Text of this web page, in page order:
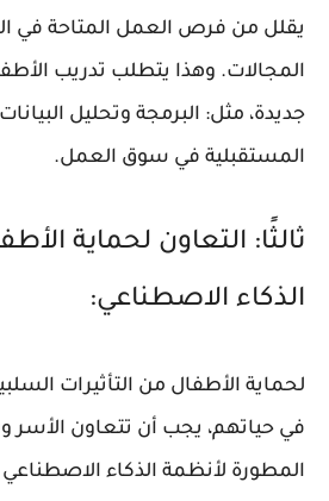
يقلل من فرص العمل المتاحة في
المجالات. وهذا يتطلب تدريب
جديدة، مثل: البرمجة وتحليل
المستقبلية في سوق العمل.
ثالثًا: التعاون لحماية
الذكاء الاصطناعي:
لحماية الأطفال من التأثيرات
في حياتهم، يجب أن تتعاون الأسر
المطورة لأنظمة الذكاء